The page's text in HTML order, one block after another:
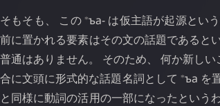
そもそも、 この⁎ъа- は仮主語が起源とい
前に置かれる要素はその文の話題であると
普通はありません。 そのため、 何か新し
合に文頭に形式的な話題名詞として ⁎ъа を
と同様に動詞の活用の一部になったという